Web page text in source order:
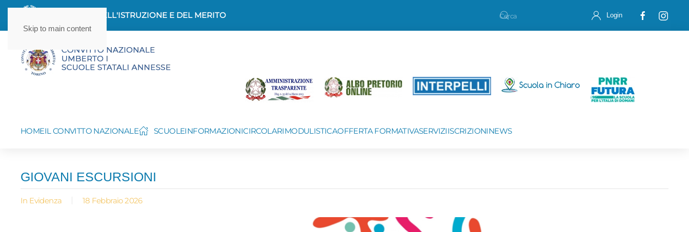
Skip to main content
MINISTERO DELL'ISTRUZIONE E DEL MERITO Login
HOMEIL CONVITTO NAZIONALE SCUOLEINFORMAZIONICIRCOLARIMODULISTICAOFFERTA FORMATIVASERVIZIISCRIZIONINEWS
GIOVANI ESCURSIONI
In Evidenza 18 Febbraio 2026